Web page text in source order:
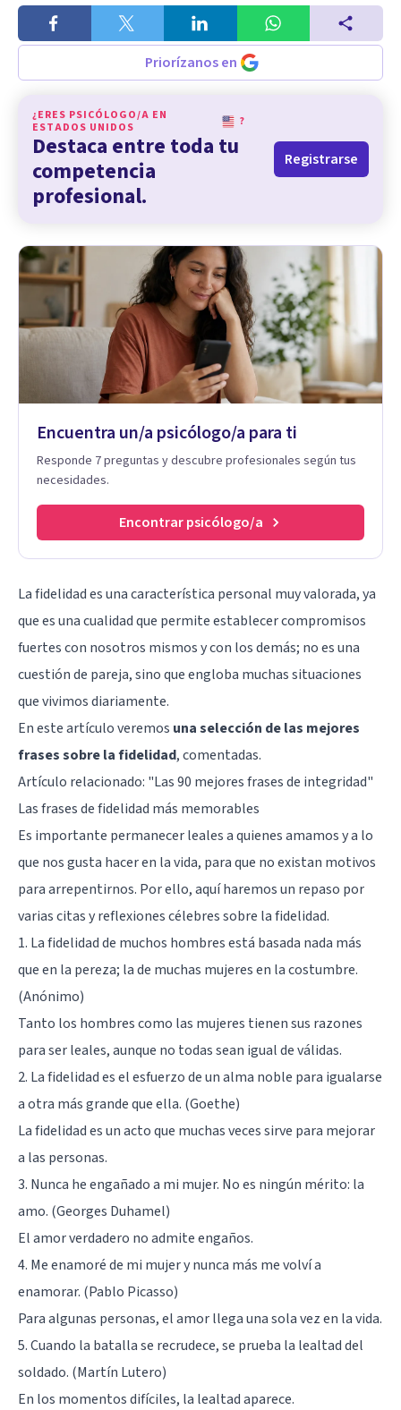
Priorízanos en
¿ERES PSICÓLOGO/A EN
ESTADOS UNIDOS
?
Destaca entre toda tu
competencia
profesional.
Registrarse
Encuentra un/a psicólogo/a para ti
Responde 7 preguntas y descubre profesionales según tus
necesidades.
Encontrar psicólogo/a
La fidelidad es una característica personal muy valorada, ya
que es una cualidad que permite establecer compromisos
fuertes con nosotros mismos y con los demás; no es una
cuestión de pareja, sino que engloba muchas situaciones
que vivimos diariamente.
En este artículo veremos una selección de las mejores
frases sobre la fidelidad, comentadas.
Artículo relacionado: "Las 90 mejores frases de integridad"
Las frases de fidelidad más memorables
Es importante permanecer leales a quienes amamos y a lo
que nos gusta hacer en la vida, para que no existan motivos
para arrepentirnos. Por ello, aquí haremos un repaso por
varias citas y reflexiones célebres sobre la fidelidad.
1. La fidelidad de muchos hombres está basada nada más
que en la pereza; la de muchas mujeres en la costumbre.
(Anónimo)
Tanto los hombres como las mujeres tienen sus razones
para ser leales, aunque no todas sean igual de válidas.
2. La fidelidad es el esfuerzo de un alma noble para igualarse
a otra más grande que ella. (Goethe)
La fidelidad es un acto que muchas veces sirve para mejorar
a las personas.
3. Nunca he engañado a mi mujer. No es ningún mérito: la
amo. (Georges Duhamel)
El amor verdadero no admite engaños.
4. Me enamoré de mi mujer y nunca más me volví a
enamorar. (Pablo Picasso)
Para algunas personas, el amor llega una sola vez en la vida.
5. Cuando la batalla se recrudece, se prueba la lealtad del
soldado. (Martín Lutero)
En los momentos difíciles, la lealtad aparece.